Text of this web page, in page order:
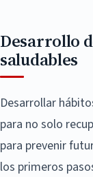
Desarrollo
saludables
Desarrollar
para no solo
para prevenir
los primeros